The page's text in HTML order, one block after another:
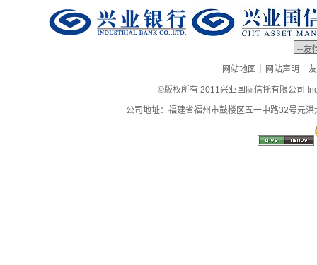
网站地图 | 网站声明 |
©版权所有 2011兴业国际信托有限公司
公司地址：福建省福州市鼓楼区五一中路32号元